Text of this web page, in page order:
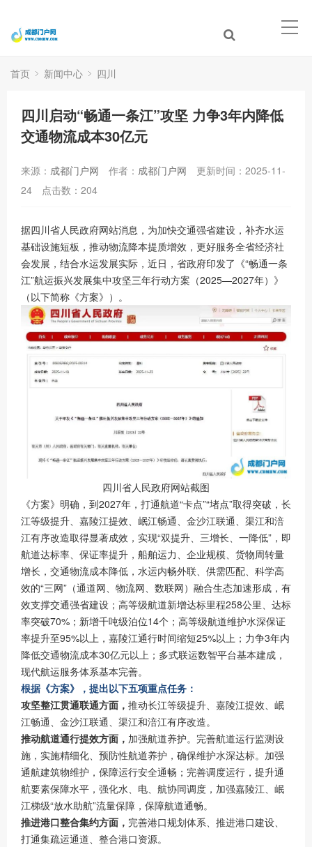
首页 新闻中心 四川
四川启动“畅通一条江”攻坚 力争3年内降低
交通物流成本30亿元
来源： 成都门户网 作者： 成都门户网
更新时间：2025-11-
24
点击数： 204
据四川省人民政府网站消息，为加快交通强省建设，补齐水运
基础设施短板，推动物流降本提质增效，更好服务全省经济社
会发展，结合水运发展实际，近日，省政府印发了《“畅通一条
江”航运振兴发展集中攻坚三年行动方案（2025—2027年）》
（以下简称《方案》）。
四川省人民政府网站截图
《方案》明确，到2027年，打通航道“卡点”“堵点”取得突破，长
江等级提升、嘉陵江提效、岷江畅通、金沙江联通、渠江和涪
江有序改造取得显著成效，实现“双提升、三增长、一降低”，即
航道达标率、保证率提升，船舶运力、企业规模、货物周转量
增长，交通物流成本降低，水运内畅外联、供需匹配、科学高
效的“三网”（通道网、物流网、数联网）融合生态加速形成，有
效支撑交通强省建设；高等级航道新增达标里程258公里、达标
率突破70%；新增千吨级泊位14个；高等级航道维护水深保证
率提升至95%以上，嘉陵江通行时间缩短25%以上；力争3年内
降低交通物流成本30亿元以上；多式联运数智平台基本建成，
现代航运服务体系基本完善。
根据《方案》，提出以下五项重点任务：
攻坚整江贯通联通方面， 推动长江等级提升、嘉陵江提效、岷
江畅通、金沙江联通、渠江和涪江有序改造。
推动航道通行提效方面， 加强航道养护。完善航道运行监测设
施，实施精细化、预防性航道养护，确保维护水深达标。加强
通航建筑物维护，保障运行安全通畅；完善调度运行，提升通
航要素保障水平，强化水、电、航协同调度，加强嘉陵江、岷
江梯级“放水助航”流量保障，保障航道通畅。
推进港口整合集约方面， 完善港口规划体系、推进港口建设、
打通集疏运通道、整合港口资源。